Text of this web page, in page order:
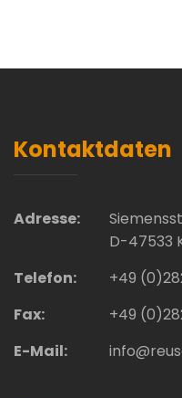
Kontaktdaten
Adresse:
D-47533
Telefon:
+49
Fax:
+49
E-Mail: